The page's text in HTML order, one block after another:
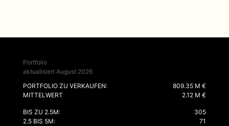
Portfolio
aktualisiert August 2026
PORTFOLIO ZU VERKAUFEN:
809.35 M €
MITTELWERT
2.12 M €
BIS ZU 2.5M:
305
2.5 BIS 5M:
71